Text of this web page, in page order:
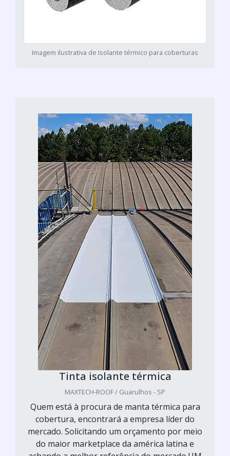
Imagem ilustrativa de Isolante térmico para coberturas
Tinta isolante térmica
MAXTECH-ROOF / Guarulhos - SP
Quem está à procura de manta térmica para
cobertura, encontrará a empresa líder do
mercado. Solicitando um orçamento por meio
do maior marketplace da américa latina e